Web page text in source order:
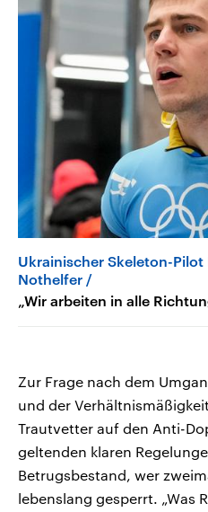
Ukrainischer Skeleton-Pilot
Nothelfer
„Wir arbeiten in alle
Zur Frage nach dem
und der
Trautvetter auf den Anti-
geltenden klaren
Betrugsbestand, wer
lebenslang gesperrt. „Was